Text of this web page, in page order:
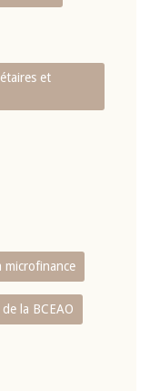
et
microfinance
la BCEAO